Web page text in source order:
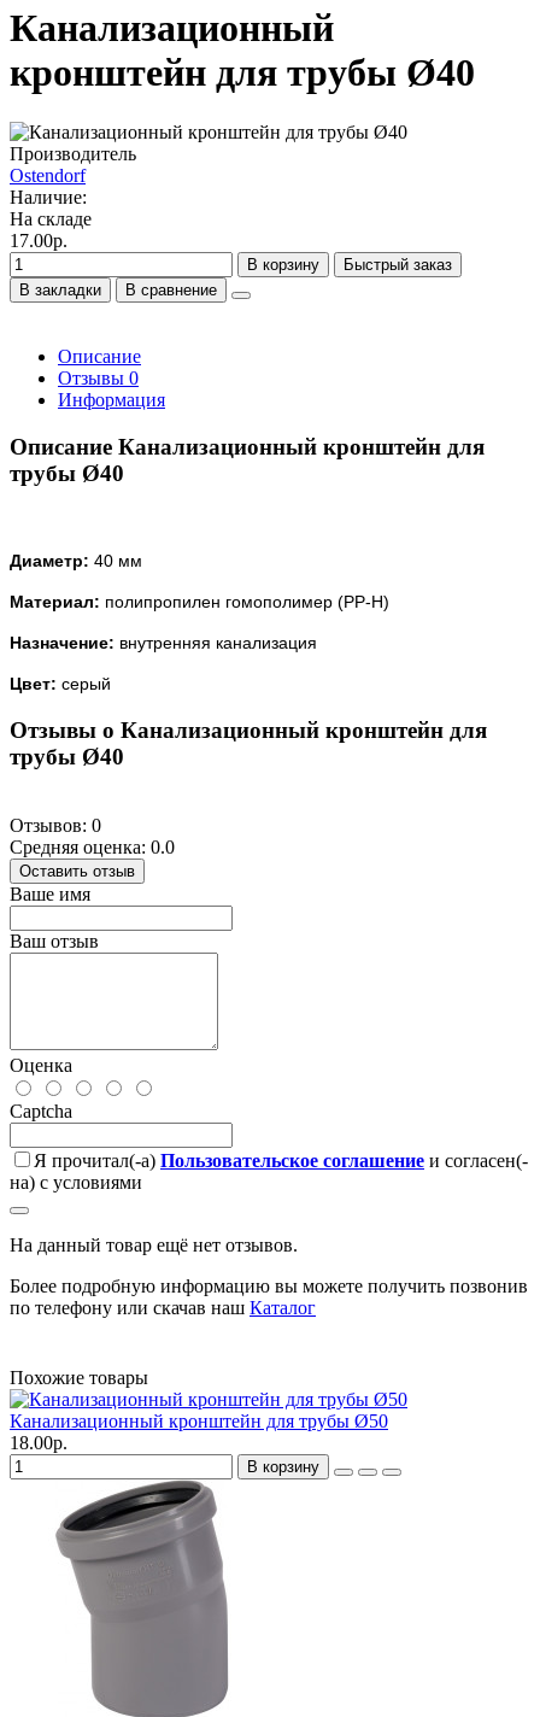
Канализационный
кронштейн для трубы Ø40
Производитель
Ostendorf
Наличие:
На складе
17.00р.
В корзину
Быстрый заказ
В закладки
В сравнение
Описание
Отзывы 0
Информация
Описание Канализационный кронштейн для
трубы Ø40
Диаметр: 40 мм
Материал: полипропилен гомополимер (PP-H)
Назначение: внутренняя канализация
Цвет: серый
Отзывы о Канализационный кронштейн для
трубы Ø40
Отзывов: 0
Средняя оценка: 0.0
Оставить отзыв
Ваше имя
Ваш отзыв
Оценка
Captcha
Я прочитал(-а) Пользовательское соглашение и согласен(-
на) с условиями
На данный товар ещё нет отзывов.
Более подробную информацию вы можете получить позвонив
по телефону или скачав наш Каталог
Похожие товары
Канализационный кронштейн для трубы Ø50
18.00р.
В корзину